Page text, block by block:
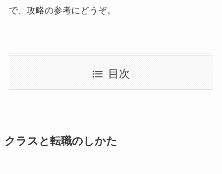
で、攻略の参考にどうぞ。
目次
クラスと転職のしかた